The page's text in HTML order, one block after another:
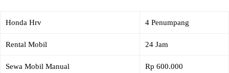
Honda Hrv 4 Penumpang
Rental Mobil 24 Jam
Sewa Mobil Manual Rp 600.000